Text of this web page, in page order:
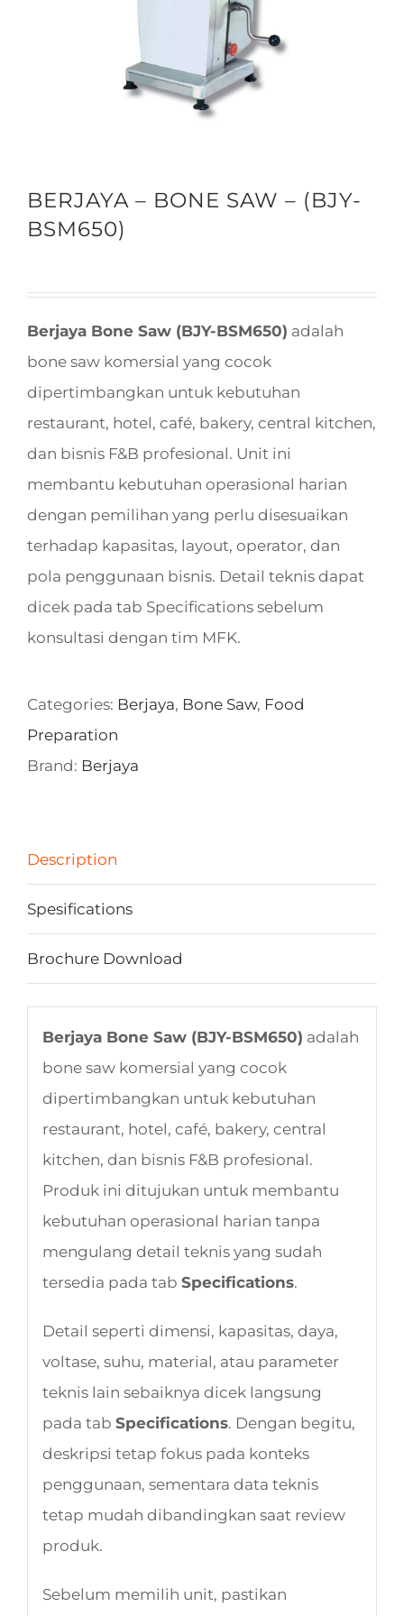
BERJAYA – BONE SAW – (BJY-
BSM650)
Berjaya Bone Saw (BJY-BSM650) adalah
bone saw komersial yang cocok
dipertimbangkan untuk kebutuhan
restaurant, hotel, café, bakery, central kitchen,
dan bisnis F&B profesional. Unit ini
membantu kebutuhan operasional harian
dengan pemilihan yang perlu disesuaikan
terhadap kapasitas, layout, operator, dan
pola penggunaan bisnis. Detail teknis dapat
dicek pada tab Specifications sebelum
konsultasi dengan tim MFK.
Categories: Berjaya, Bone Saw, Food
Preparation
Brand: Berjaya
Description
Spesifications
Brochure Download
Berjaya Bone Saw (BJY-BSM650) adalah
bone saw komersial yang cocok
dipertimbangkan untuk kebutuhan
restaurant, hotel, café, bakery, central
kitchen, dan bisnis F&B profesional.
Produk ini ditujukan untuk membantu
kebutuhan operasional harian tanpa
mengulang detail teknis yang sudah
tersedia pada tab Specifications.
Detail seperti dimensi, kapasitas, daya,
voltase, suhu, material, atau parameter
teknis lain sebaiknya dicek langsung
pada tab Specifications. Dengan begitu,
deskripsi tetap fokus pada konteks
penggunaan, sementara data teknis
tetap mudah dibandingkan saat review
produk.
Sebelum memilih unit, pastikan